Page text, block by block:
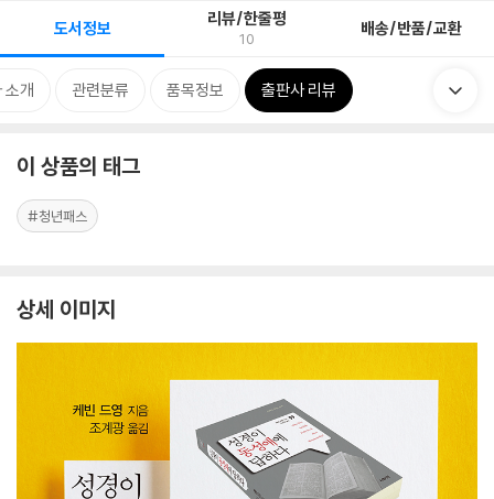
도서정보 리뷰/한줄평
10 배송/반품/교환
소개 관련분류 품목정보 출판사 리뷰
이 상품의 태그
#청년패스
상세 이미지